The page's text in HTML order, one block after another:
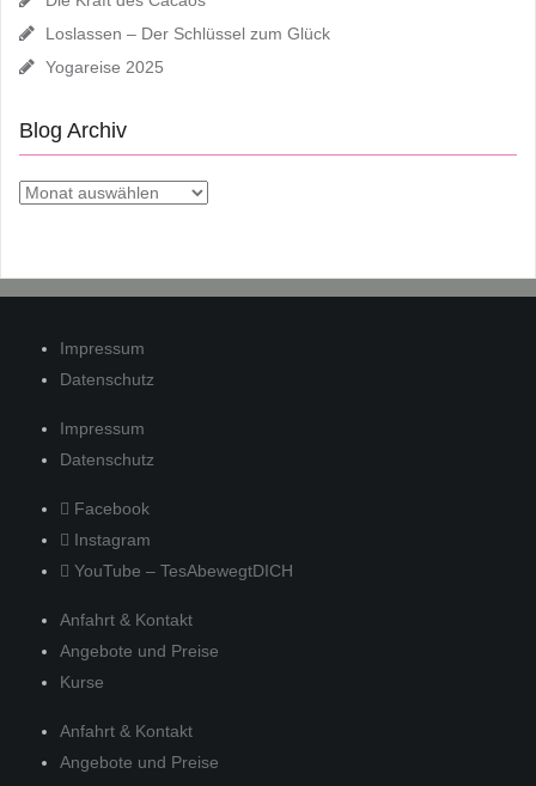
Loslassen – Der Schlüssel zum Glück
Yogareise 2025
Blog Archiv
Blog
Impressum
Datenschutz
Impressum
Datenschutz
Facebook
Instagram
YouTube – TesAbewegtDICH
Anfahrt & Kontakt
Angebote und Preise
Kurse
Anfahrt & Kontakt
Angebote und Preise